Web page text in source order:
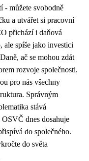
- můžete svobodně
a utvářet si pracovní
přichází i daňová
spíše jako investici
ač se mohou zdát
rozvoje společnosti.
pro nás všechny
Správným
stává
dnes dosahuje
do společného.
do světa